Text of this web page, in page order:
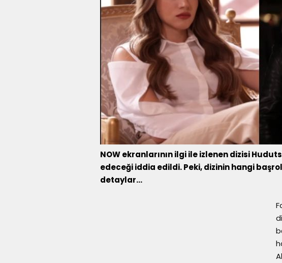
NOW ekranlarının ilgi ile izlenen dizisi
edeceği iddia edildi. Peki, dizinin hangi
detaylar...